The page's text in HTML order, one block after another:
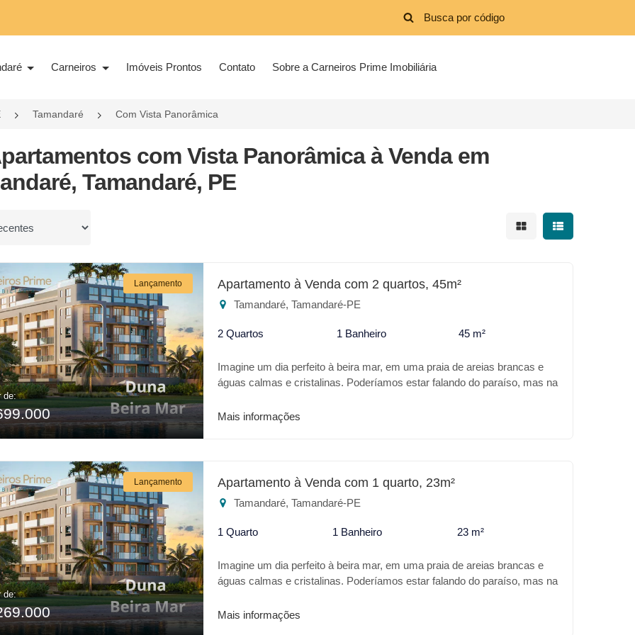
Carneiros Imóveis Prontos Contato Sobre a Carneiros Prime Imobiliária
Tamandaré Com Vista Panorâmica
com Vista Panorâmica à Venda em
Tamandaré, PE
Mostrar resultados em
Mostrar
Lançamento
de:
Apartamento à Venda com 2 quartos, 45m²
Tamandaré, Tamandaré-PE
2 Quartos 1 Banheiro 45 m²
Imagine um dia perfeito à beira mar, em uma praia de areias brancas e
águas calmas e cristalinas. Poderíamos estar falando do paraíso, mas na
apresenta o que há de melhor no DUNA NEIRA MAR, além da sua
jogos * Churrasqueira * MiniMarket * Sauna * Lavanderia *
Estacionamento Coberto * Carregador para carro elétrico Para o seu
lazer ou para investimento o DUNA é o melhor lugar.
Mais informações
Lançamento
de:
Apartamento à Venda com 1 quarto, 23m²
Tamandaré, Tamandaré-PE
1 Quarto 1 Banheiro 23 m²
Imagine um dia perfeito à beira mar, em uma praia de areias brancas e
águas calmas e cristalinas. Poderíamos estar falando do paraíso, mas na
apresenta o que há de melhor no DUNA NEIRA MAR, além da sua
Mais informações